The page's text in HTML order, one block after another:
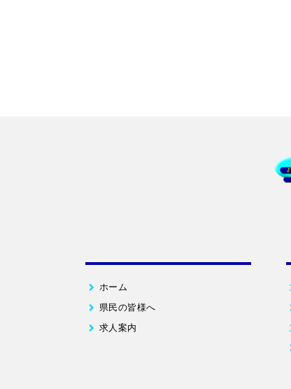
ホーム
県民の皆様へ
求人案内